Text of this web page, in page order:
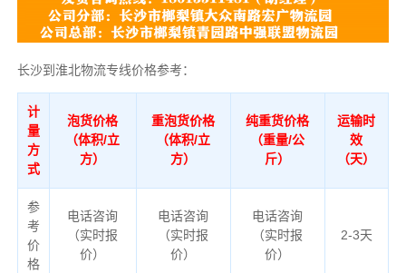
长沙到淮北物流专线价格参考：
计
量
方
式
泡货价格
（体积/立
方）
重泡货价格
（体积/立
方）
纯重货价格
（重量/公
斤）
运输时
效
（天）
参
考
价
格
电话咨询
（实时报
价）
电话咨询
（实时报
价）
电话咨询
（实时报
价）
2-3天